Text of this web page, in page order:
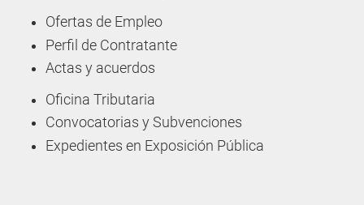
Ofertas de Empleo
Perfil de Contratante
Actas y acuerdos
Oficina Tributaria
Convocatorias y Subvenciones
Expedientes en Exposición Pública